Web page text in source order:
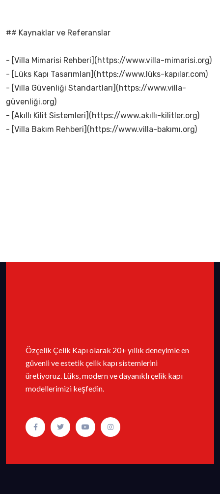
## Kaynaklar ve Referanslar
- [Villa Mimarisi Rehberi](https://www.villa-mimarisi.org)
- [Lüks Kapı Tasarımları](https://www.lüks-kapılar.com)
- [Villa Güvenliği Standartları](https://www.villa-
güvenliği.org)
- [Akıllı Kilit Sistemleri](https://www.akıllı-kilitler.org)
- [Villa Bakım Rehberi](https://www.villa-bakımı.org)
Özçelik Çelik Kapı olarak 20+ yıllık deneyimle en
güvenli ve estetik çelik kapı sistemlerini
üretiyoruz. Lüks, modern ve dayanıklı çelik kapı
modellerimizi keşfedin.